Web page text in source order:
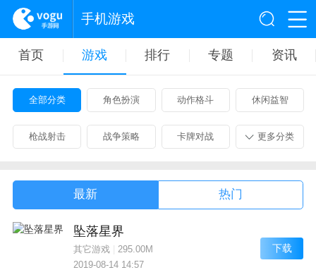
手机游戏
首页 游戏 排行 专题 资讯
全部分类 角色扮演 动作格斗 休闲益智
枪战射击 战争策略 卡牌对战 更多分类
最新 热门
坠落星界
其它游戏| 295.00M
2019-08-14 14:57
下载